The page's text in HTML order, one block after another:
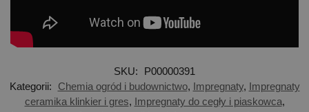
SKU:
P00000391
Kategorii:
Chemia ogród i budownictwo, Impregnaty, Impregnaty
ceramika klinkier i gres, Impregnaty do cegły i piaskowca,